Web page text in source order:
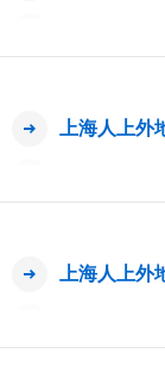
上海人上
上海人上